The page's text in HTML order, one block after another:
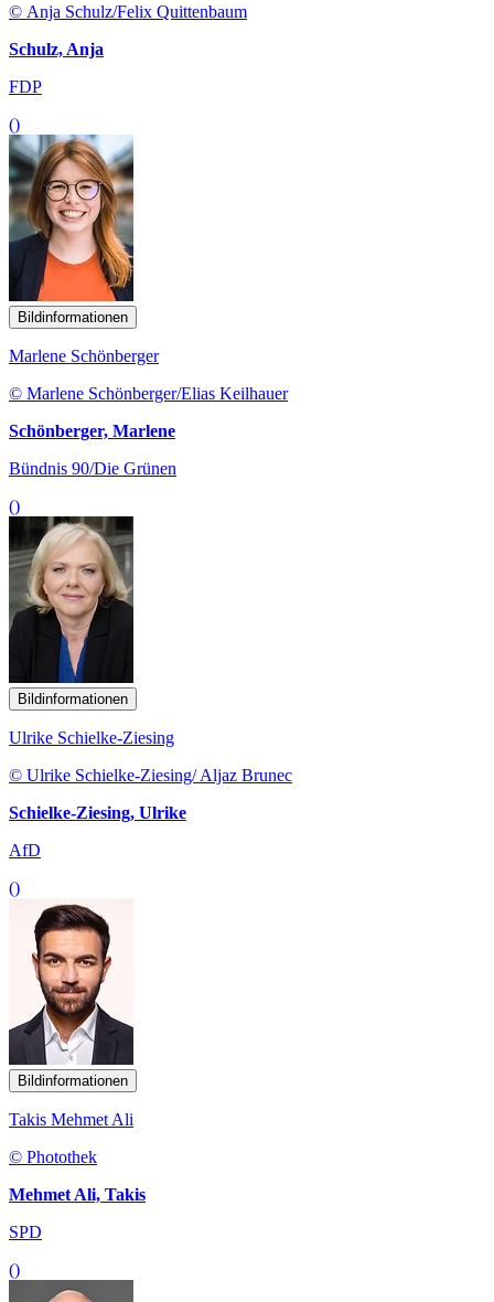
© Anja Schulz/Felix Quittenbaum
Schulz, Anja
FDP
()
Bildinformationen
Marlene Schönberger
© Marlene Schönberger/Elias Keilhauer
Schönberger, Marlene
Bündnis 90/Die Grünen
()
Bildinformationen
Ulrike Schielke-Ziesing
© Ulrike Schielke-Ziesing/ Aljaz Brunec
Schielke-Ziesing, Ulrike
AfD
()
Bildinformationen
Takis Mehmet Ali
© Photothek
Mehmet Ali, Takis
SPD
()